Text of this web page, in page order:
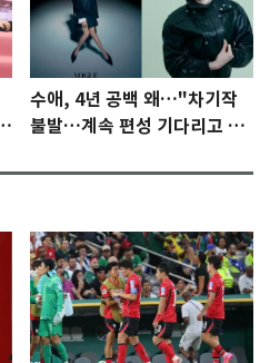
수애, 4년 공백 왜…"차기작
불발…계속 편성 기다리고 있